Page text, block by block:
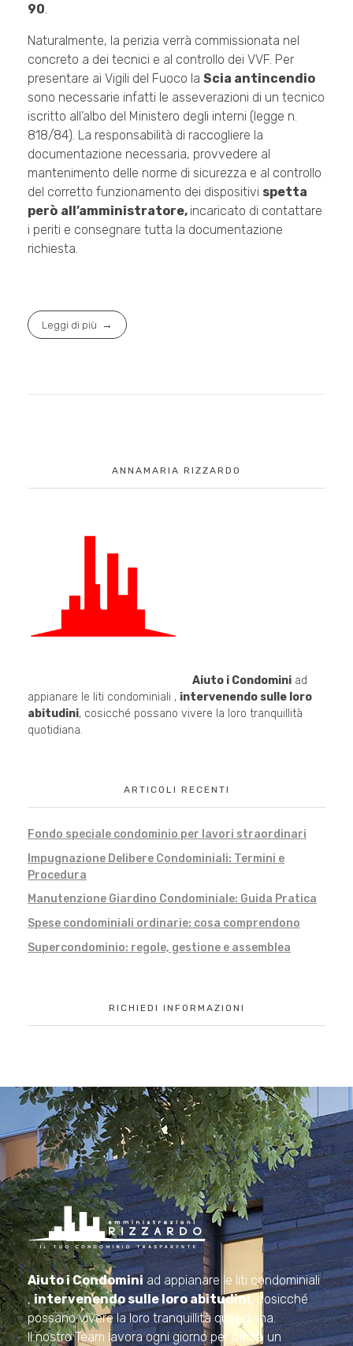
90
Naturalmente, la perizia verrà commissionata nel
concreto a dei tecnici e al controllo dei VVF. Per
presentare ai Vigili del Fuoco la Scia antincendio
sono necessarie infatti le asseverazioni di un tecnico
iscritto all’albo del Ministero degli interni (legge n.
818/84). La responsabilità di raccogliere la
documentazione necessaria, provvedere al
mantenimento delle norme di sicurezza e al controllo
del corretto funzionamento dei dispositivi spetta
però all’amministratore, incaricato di contattare
i periti e consegnare tutta la documentazione
richiesta.
Leggi di più
ANNAMARIA RIZZARDO
Aiuto i Condominiad
appianare le liti condominiali , intervenendo sulle loro
abitudini, cosicché possano vivere la loro tranquillità
quotidiana.
ARTICOLI RECENTI
Fondo speciale condominio per lavori straordinari
Impugnazione Delibere Condominiali: Termini e
Procedura
Manutenzione Giardino Condominiale: Guida Pratica
Spese condominiali ordinarie: cosa comprendono
Supercondominio: regole, gestione e assemblea
RICHIEDI INFORMAZIONI
Amministrazioni Rizzardo
Il tuo condominio trasparente
Aiuto i Condominiad appianare le liti condominiali
,intervenendo sulle loro abitudini, cosicché
possano vivere la loro tranquillità quotidiana.
Il nostro Team lavora ogni giorno per offrire un